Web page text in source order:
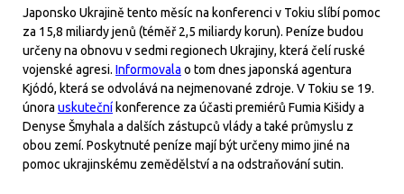
Japonsko Ukrajině tento měsíc na konferenci v Tokiu slíbí pomoc
za 15,8 miliardy jenů (téměř 2,5 miliardy korun). Peníze budou
určeny na obnovu v sedmi regionech Ukrajiny, která čelí ruské
vojenské agresi. Informovala o tom dnes japonská agentura
Kjódó, která se odvolává na nejmenované zdroje. V Tokiu se 19.
února uskuteční konference za účasti premiérů Fumia Kišidy a
Denyse Šmyhala a dalších zástupců vlády a také průmyslu z
obou zemí. Poskytnuté peníze mají být určeny mimo jiné na
pomoc ukrajinskému zemědělství a na odstraňování sutin.